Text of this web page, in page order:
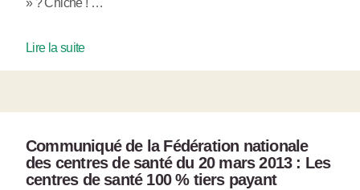
» ? Chiche ! …
Lire la suite
Communiqué de la Fédération nationale
des centres de santé du 20 mars 2013 : Les
centres de santé 100 % tiers payant